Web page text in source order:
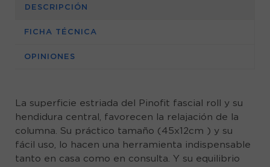
DESCRIPCIÓN
FICHA TÉCNICA
OPINIONES
La superficie estriada del Pinofit fascial roll y su
hendidura central, favorecen la relajación de la
columna. Su práctico tamaño (45x12cm ) y su
fácil uso, lo hacen una herramienta indispensable
tanto en casa como en consulta. Y su equilibrio